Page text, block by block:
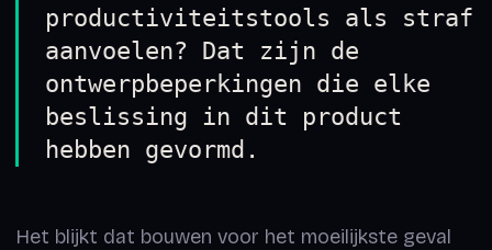
productiviteitstools als straf
aanvoelen? Dat zijn de
ontwerpbeperkingen die elke
beslissing in dit product
hebben gevormd.
Het blijkt dat bouwen voor het moeilijkste geval